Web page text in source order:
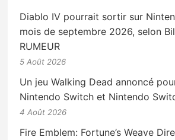
Diablo IV pourrait sortir sur
mois de septembre 2026, selon
RUMEUR
5 Août 2026
Un jeu Walking Dead annoncé
Nintendo Switch et Nintendo
4 Août 2026
Fire Emblem: Fortune’s Weave